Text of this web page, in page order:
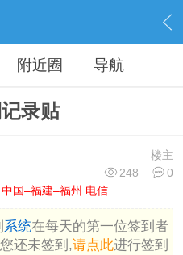
附近圈 导航
录贴
楼主
248
0
中国–福建–福州 电信
系统在每天的第一位签到者
还未签到,请点此进行签到